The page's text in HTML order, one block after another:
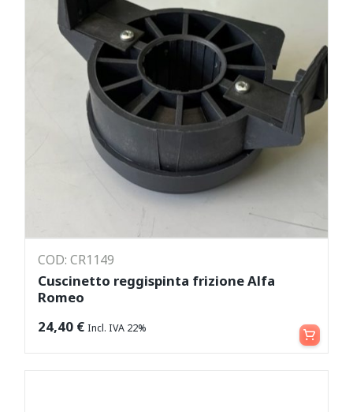
COD: CR1149
Cuscinetto reggispinta frizione Alfa
Romeo
24,40 € Incl. IVA 22% Aggiungi al carrello